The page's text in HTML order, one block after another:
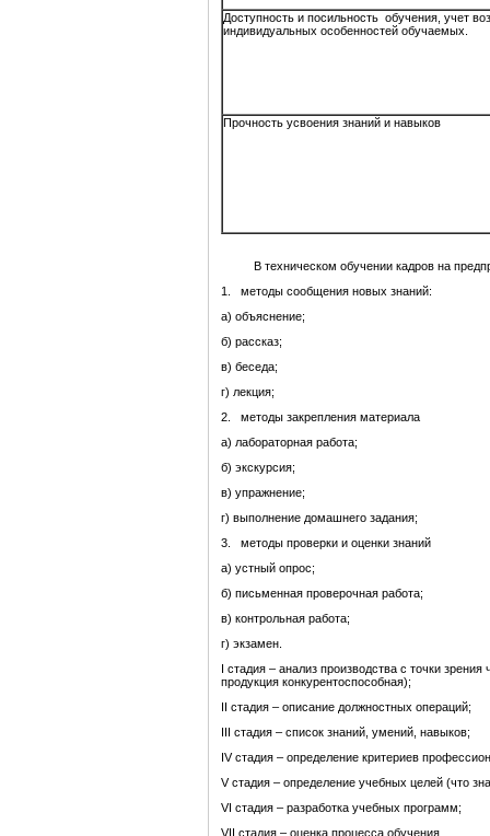
Доступность и посильность обучения, учет
индивидуальных особенностей обучаемых.
Прочность усвоения знаний и навыков
В техническом обучении кадров на
1. методы сообщения новых знаний:
а) объяснение;
б) рассказ;
в) беседа;
г) лекция;
2. методы закрепления материала
а) лабораторная работа;
б) экскурсия;
в) упражнение;
г) выполнение домашнего задания;
3. методы проверки и оценки знаний
а) устный опрос;
б) письменная проверочная работа;
в) контрольная работа;
г) экзамен.
I стадия – анализ производства с точки
продукция конкурентоспособная);
ІІ стадия – описание должностных операций;
ІІІ стадия – список знаний, умений, навыков;
IV стадия – определение критериев
V стадия – определение учебных целей (что
VI стадия – разработка учебных программ;
VII стадия – оценка процесса обучения.